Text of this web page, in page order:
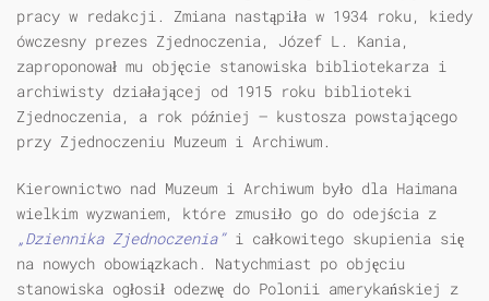
pracy w redakcji. Zmiana nastąpiła w 1934 roku, kiedy
ówczesny prezes Zjednoczenia, Józef L. Kania,
zaproponował mu objęcie stanowiska bibliotekarza i
archiwisty działającej od 1915 roku biblioteki
Zjednoczenia, a rok później – kustosza powstającego
przy Zjednoczeniu Muzeum i Archiwum.
Kierownictwo nad Muzeum i Archiwum było dla Haimana
wielkim wyzwaniem, które zmusiło go do odejścia z
„Dziennika Zjednoczenia”i całkowitego skupienia się
na nowych obowiązkach. Natychmiast po objęciu
stanowiska ogłosił odezwę do Polonii amerykańskiej z